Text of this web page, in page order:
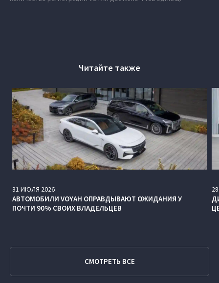
Читайте также
31 ИЮЛЯ 2026
АВТОМОБИЛИ VOYAH ОПРАВДЫВАЮТ ОЖИДАНИЯ У
ПОЧТИ 90% СВОИХ ВЛАДЕЛЬЦЕВ
28
СМОТРЕТЬ ВСЕ